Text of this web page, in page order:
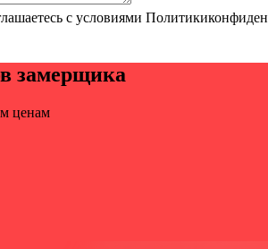
с условиями
замерщика
ценам